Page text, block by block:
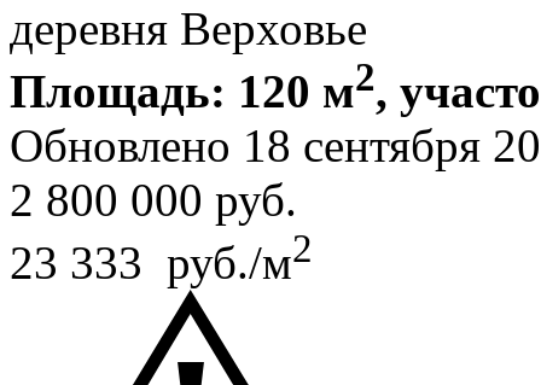
деревня Верховье
Площадь: 120 м2,
Обновлено 18 сентября
2 800 000 руб.
23 333 руб./м2